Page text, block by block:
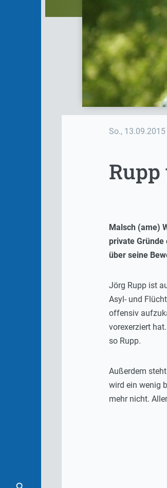
So., 13.09.2015
Malsch (ame)
private
über seine
Jörg Rupp ist
Asyl- und
offensiv
vorexerziert
so Rupp.
Außerdem
wird ein wenig
mehr nicht.